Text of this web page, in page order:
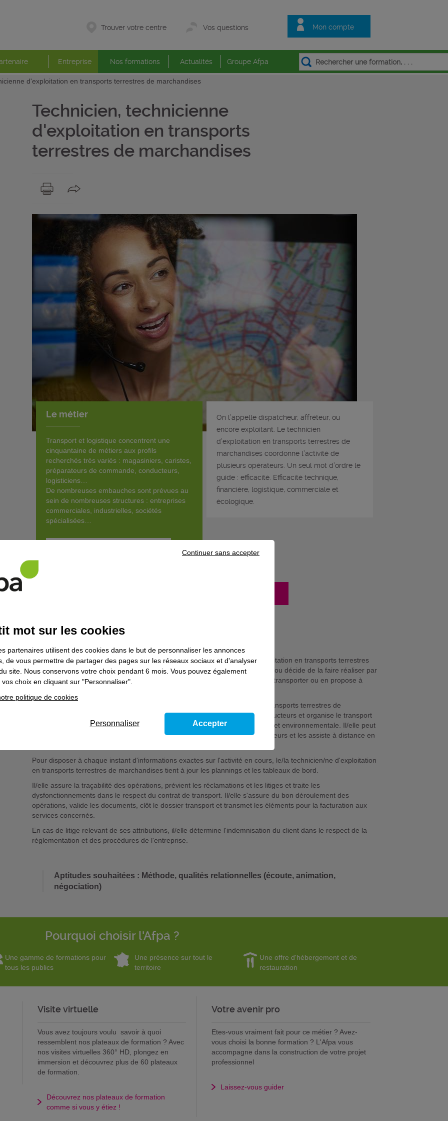
Mon compte
Trouver votre centre Vos questions
Entreprise Nos formations Actualités Groupe Afpa
d'exploitation en transports terrestres de marchandises
Technicien, technicienne
d'exploitation en transports
terrestres de marchandises
Le métier
Transport et logistique concentrent une
cinquantaine de métiers aux profils
recherchés très variés : magasiniers, caristes,
préparateurs de commande, conducteurs,
logisticiens…
De nombreuses embauches sont prévues au
sein de nombreuses structures : entreprises
commerciales, industrielles, sociétés
spécialisées…
On l’appelle dispatcheur, affréteur, ou
encore exploitant. Le technicien
d’exploitation en transports terrestres de
marchandises coordonne l’activité de
plusieurs opérateurs. Un seul mot d’ordre le
guide : efficacité. Efficacité technique,
financière, logistique, commerciale et
écologique.
En fonction des caractéristiques de la commande, le/la technicien/ne d'exploitation en transports terrestres
de marchandises vérifie sa faisabilité par les moyens propres de l'entreprise ou décide de la faire réaliser par
un autre transporteur. En cas de besoin, il/elle cherche de la marchandise à transporter ou en propose à
Afin d'engager le contrat de transport, le/la technicien/ne d'exploitation en transports terrestres de
marchandises enregistre la commande. Il/elle affecte les véhicules aux conducteurs et organise le transport
dans un souci d'efficacité technique, financière, commerciale, administrative et environnementale. Il/elle peut
coordonner l'activité de plusieurs opérateurs. Il/elle suit l'activité des conducteurs et les assiste à distance en
Pour disposer à chaque instant d'informations exactes sur l'activité en cours, le/la technicien/ne d'exploitation
en transports terrestres de marchandises tient à jour les plannings et les tableaux de bord.
Il/elle assure la traçabilité des opérations, prévient les réclamations et les litiges et traite les
dysfonctionnements dans le respect du contrat de transport. Il/elle s'assure du bon déroulement des
opérations, valide les documents, clôt le dossier transport et transmet les éléments pour la facturation aux
services concernés.
En cas de litige relevant de ses attributions, il/elle détermine l'indemnisation du client dans le respect de la
réglementation et des procédures de l'entreprise.
Aptitudes souhaitées : Méthode, qualités relationnelles (écoute, animation,
négociation)
Pourquoi choisir l'Afpa ?
Une gamme de formations pour
tous les publics
Une présence sur tout le
territoire
Une offre d'hébergement et de
restauration
Visite virtuelle
Vous avez toujours voulu savoir à quoi
ressemblent nos plateaux de formation ? Avec
nos visites virtuelles 360° HD, plongez en
immersion et découvrez plus de 60 plateaux
de formation.
Découvrez nos plateaux de formation
comme si vous y étiez !
Votre avenir pro
Etes-vous vraiment fait pour ce métier ? Avez-
vous choisi la bonne formation ? L'Afpa vous
accompagne dans la construction de votre projet
professionnel
Laissez-vous guider
mot sur les cookies
partenaires utilisent des cookies dans le but de personnaliser les annonces
de vous permettre de partager des pages sur les réseaux sociaux et d'analyser
site. Nous conservons votre choix pendant 6 mois. Vous pouvez également
choix en cliquant sur "Personnaliser".
politique de cookies
Continuer sans accepter
Personnaliser Accepter